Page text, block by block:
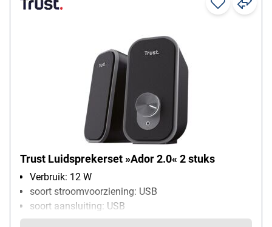
Trust Luidsprekerset »Ador 2.0« 2 stuks
Verbruik: 12 W
soort stroomvoorziening: USB
soort aansluiting: USB